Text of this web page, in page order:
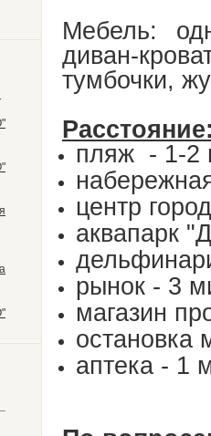
Мебель:
диван-
тумбочки,
пляж - 1-2
центр
аквапарк
рынок - 3
магазин
остановка
аптека - 1